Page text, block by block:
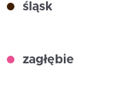
śląsk
zagłębie